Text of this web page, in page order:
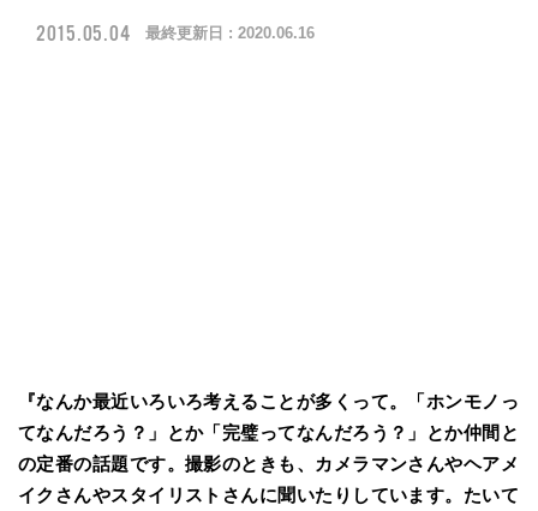
2015.05.04
最終更新日 : 2020.06.16
『なんか最近いろいろ考えることが多くって。「ホンモノっ
てなんだろう？」とか「完璧ってなんだろう？」とか仲間と
の定番の話題です。撮影のときも、カメラマンさんやヘアメ
イクさんやスタイリストさんに聞いたりしています。たいて